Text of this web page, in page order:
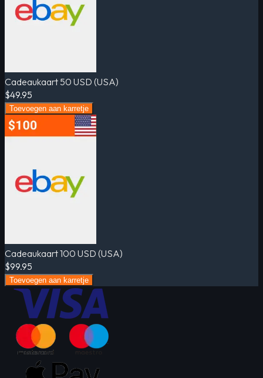
Cadeaukaart 50 USD (USA)
$49.95
Toevoegen aan karretje
Cadeaukaart 100 USD (USA)
$99.95
Toevoegen aan karretje